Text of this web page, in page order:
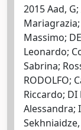
2015 Aad,
Mariagrazia;
Massimo;
Leonardo;
Sabrina;
RODOLFO;
Riccardo; DI
Alessandra;
Sekhniaidze,